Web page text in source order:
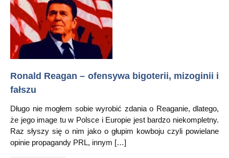
Ronald Reagan – ofensywa bigoterii, mizoginii i
fałszu
Długo nie mogłem sobie wyrobić zdania o Reaganie, dlatego,
że jego image tu w Polsce i Europie jest bardzo niekompletny.
Raz słyszy się o nim jako o głupim kowboju czyli powielane
opinie propagandy PRL, innym […]